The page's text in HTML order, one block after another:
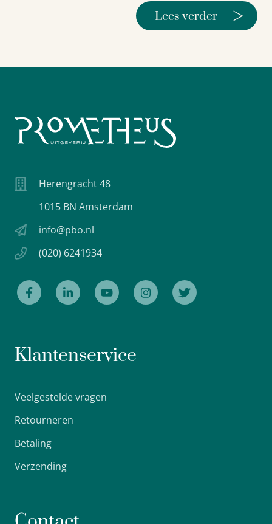
Lees verder >
Herengracht 48
1015 BN Amsterdam
info@pbo.nl
(020) 6241934
Klantenservice
Veelgestelde vragen
Retourneren
Betaling
Verzending